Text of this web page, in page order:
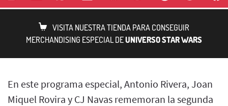
VISITA NUESTRA TIENDA PARA CONSEGUIR
MERCHANDISING ESPECIAL DEUNIVERSO STAR WARS
En este programa especial, Antonio Rivera, Joan
Miquel Rovira y CJ Navas rememoran la segunda